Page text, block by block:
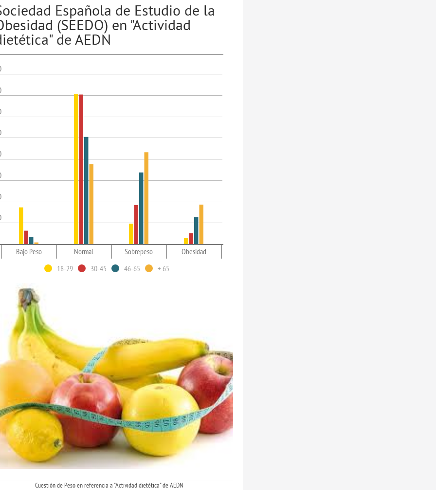
Española de Estudio de la
(SEEDO) en "Actividad
de AEDN
Bajo Peso Normal Sobrepeso
Obesidad
18-29
30-45 46-65 + 65
Cuestión de Peso en referencia a "Actividad dietética" de AEDN